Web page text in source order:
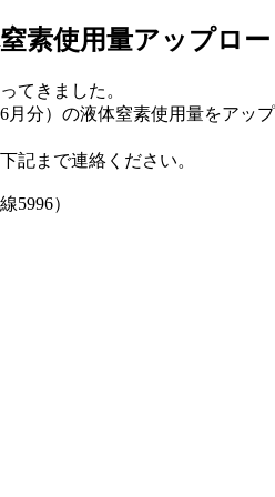
素使用量アップロ
てきました。
月分）の液体窒素使用量をアッ
記まで連絡ください。
5996）